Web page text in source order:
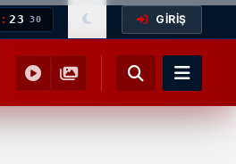
: 23 31 GİRİŞ
YEMEK TARIFLERI SAĞLIK